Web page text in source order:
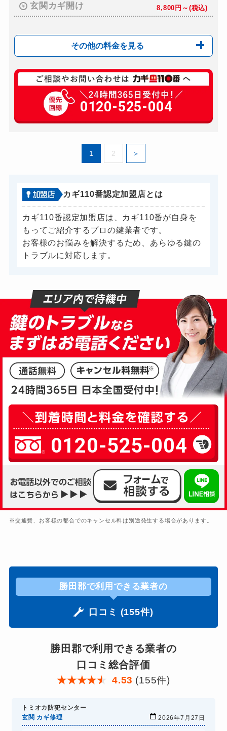
玄関カギ開け 8,800円～(税込)
その他の料金を見る
玄関カギ開け 8,800円～(税込)
玄関カギ修理 5,500円～(税込)
玄関カギ作成 別途お見積り
バイクカギ作成
スーツケースカギ開け
スーツケースカギ作成
金庫カギ開け 別途お見積り
金庫カギ修理
ロッカーカギ開け 別途お見積り
ドアノブカギ開け 別途お見積り
ドアノブカギ作成 別途お見積り
ドアノブカギ交換 別途お見積り
0120-525-004
1 2
カギ110番認定加盟店とは
カギ110番認定加盟店は、カギ110番が自身を
もってご紹介するプロの鍵業者です。
お客様のお悩みを解決するため、あらゆる鍵の
トラブルに対応します。
0120-525-004
※交通費、お客様の都合でのキャンセル料は別途発生する場合があります。
勝田郡で利用できる業者の
口コミ (155件)
勝田郡で利用できる業者の
口コミ総合評価
★★★★★ 4.53 (155件)
トミオカ防犯センター
玄関 カギ修理
2026年7月27日